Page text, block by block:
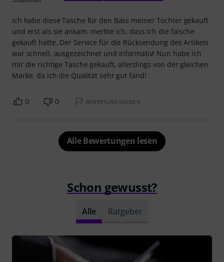
Ich habe diese Tasche für den Bass meiner Tochter gekauft
und erst als sie ankam, merkte ich, dass ich die falsche
gekauft hatte. Der Service für die Rücksendung des Artikels
war schnell, ausgezeichnet und informativ! Nun habe ich
mir die richtige Tasche gekauft, allerdings von der gleichen
Marke, da ich die Qualität sehr gut fand!
0 0 BEWERTUNG MELDEN
Alle Bewertungen lesen
Schon gewusst?
Alle Ratgeber